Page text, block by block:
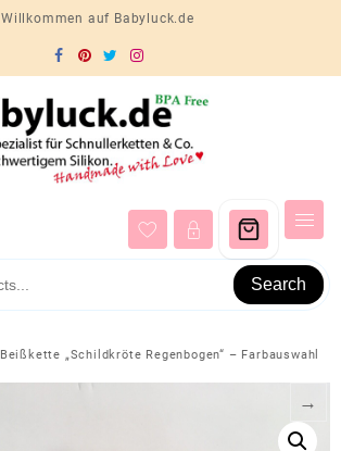
Willkommen auf Babyluck.de
Search
Beißkette „Schildkröte Regenbogen“ – Farbauswahl
→